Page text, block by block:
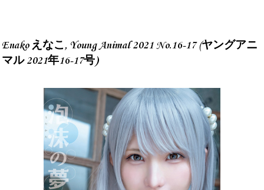
Enako えなこ, Young Animal 2021 No.16-17 (ヤングアニ
マル 2021年16-17号)